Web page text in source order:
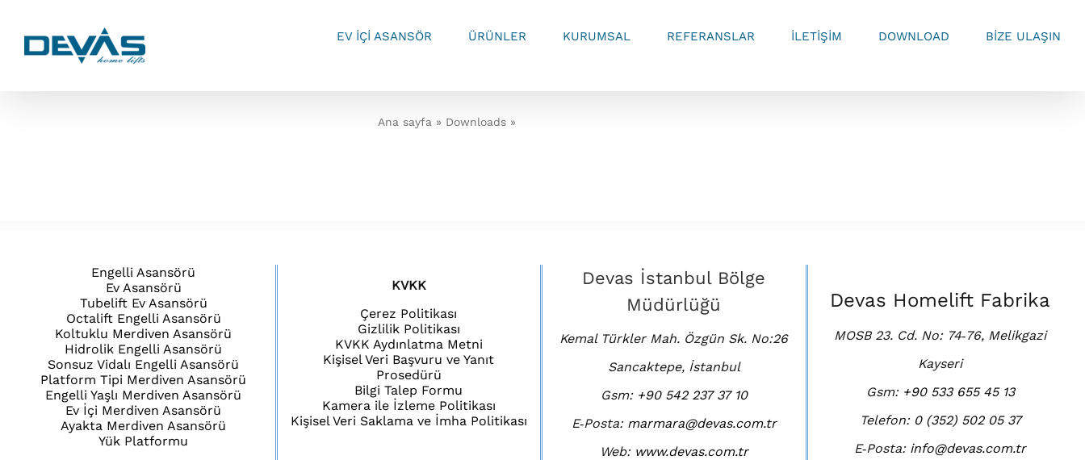
content
EV İÇİ ASANSÖR ÜRÜNLER KURUMSAL REFERANSLAR İLETİŞİM DOWNLOAD BİZE ULAŞIN
Ana sayfa » Downloads »
Engelli Asansörü
Ev Asansörü
Tubelift Ev Asansörü
Octalift Engelli Asansörü
Koltuklu Merdiven Asansörü
Hidrolik Engelli Asansörü
Sonsuz Vidalı Engelli Asansörü
Platform Tipi Merdiven Asansörü
Engelli Yaşlı Merdiven Asansörü
Ev İçi Merdiven Asansörü
Ayakta Merdiven Asansörü
Yük Platformu
KVKK
Çerez Politikası
Gizlilik Politikası
KVKK Aydınlatma Metni
Kişisel Veri Başvuru ve Yanıt
Prosedürü
Bilgi Talep Formu
Kamera ile İzleme Politikası
Kişisel Veri Saklama ve İmha Politikası
Devas İstanbul Bölge
Müdürlüğü
Kemal Türkler Mah. Özgün Sk. No:26
Sancaktepe, İstanbul
Gsm: +90 542 237 37 10
E‑Posta: marmara@devas.com.tr
Web: www.devas.com.tr
Devas Homelift Fabrika
MOSB 23. Cd. No: 74‑76, Melikgazi
Kayseri
Gsm: +90 533 655 45 13
Telefon: 0 (352) 502 05 37
E‑Posta: info@devas.com.tr